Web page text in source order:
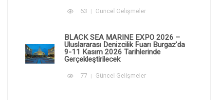
63 Güncel Gelişmeler
BLACK SEA MARINE EXPO 2026 –
Uluslararası Denizcilik Fuarı Burgaz'da
9-11 Kasım 2026 Tarihlerinde
Gerçekleştirilecek
77 Güncel Gelişmeler